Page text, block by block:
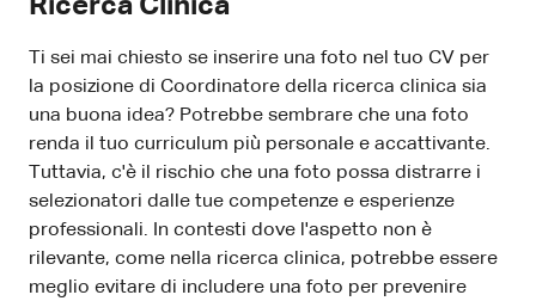
Ricerca Clinica
Ti sei mai chiesto se inserire una foto nel tuo CV per
la posizione di Coordinatore della ricerca clinica sia
una buona idea? Potrebbe sembrare che una foto
renda il tuo curriculum più personale e accattivante.
Tuttavia, c'è il rischio che una foto possa distrarre i
selezionatori dalle tue competenze e esperienze
professionali. In contesti dove l'aspetto non è
rilevante, come nella ricerca clinica, potrebbe essere
meglio evitare di includere una foto per prevenire